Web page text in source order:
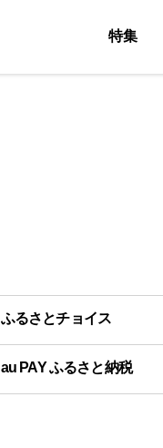
特集
ふるさとチョイス
au PAY ふるさと納税